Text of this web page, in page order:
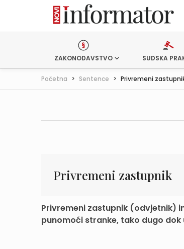
ZAKONODAVSTVO SUDSKA
Početna > Sentence > Privremeni
Privremeni zastupnik
Privremeni zastupnik (odvjetnik)
punomoći stranke, tako dugo dok